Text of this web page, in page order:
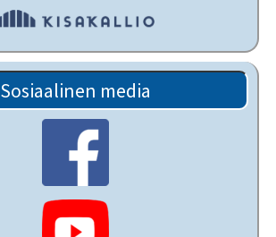
Sosiaalinen media